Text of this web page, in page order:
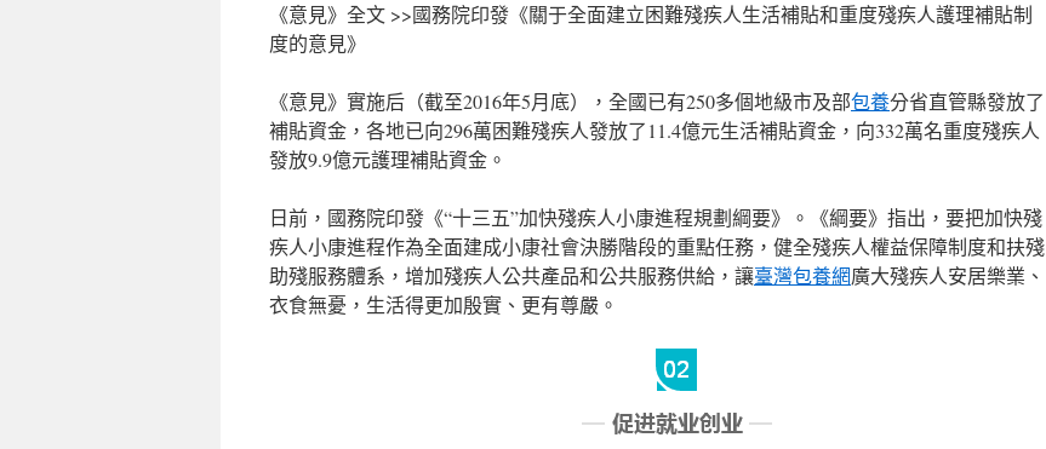
《意見》全文 >>國務院印發《關于全面建立困難殘疾人生活補貼和重度殘疾人護理補貼制
度的意見》
《意見》實施后（截至2016年5月底），全國已有250多個地級市及部包養分省直管縣發放了
補貼資金，各地已向296萬困難殘疾人發放了11.4億元生活補貼資金，向332萬名重度殘疾人
發放9.9億元護理補貼資金。
日前，國務院印發《“十三五”加快殘疾人小康進程規劃綱要》。《綱要》指出，要把加快殘
疾人小康進程作為全面建成小康社會決勝階段的重點任務，健全殘疾人權益保障制度和扶殘
助殘服務體系，增加殘疾人公共產品和公共服務供給，讓臺灣包養網廣大殘疾人安居樂業、
衣食無憂，生活得更加殷實、更有尊嚴。